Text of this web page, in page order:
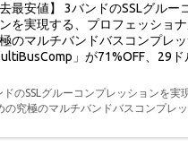
去最安値】 3バンドのSSLグルー
を実現する、プロフェッショ
のマルチバンドバスコンプレ
」が71%OFF、29
ドのSSLグルーコンプレッションを実
の究極のマルチバンドバスコンプレ